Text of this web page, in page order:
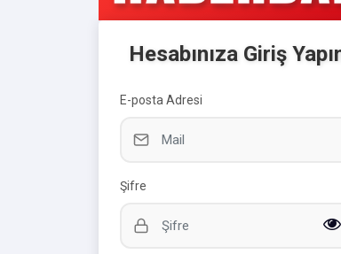
Hesabınıza Giriş
E-posta Adresi
Şifre